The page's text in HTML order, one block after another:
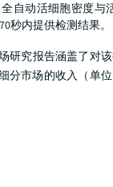
自动活细胞密度与
秒内提供检测结果。
研究报告涵盖了对
分市场的收入（单